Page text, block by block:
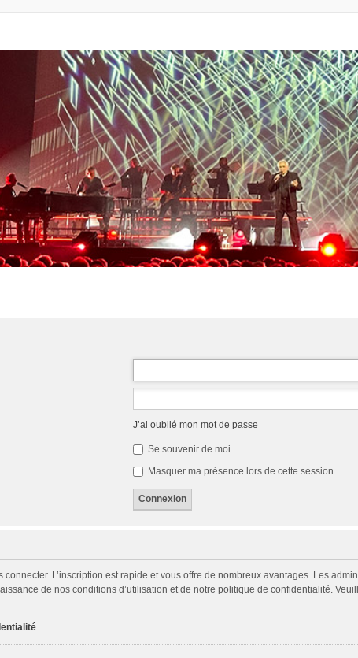
J’ai oublié mon mot de passe
Se souvenir de moi
Masquer ma présence lors de cette session
L’inscription est rapide et vous offre de nombreux avantages. Les
de nos conditions d’utilisation et de notre politique de confidentialité.